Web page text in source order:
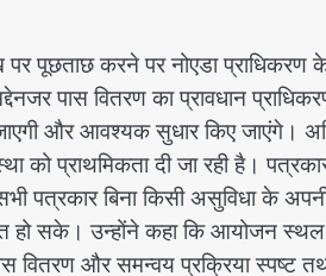
पूछताछ करने पर नोएडा प्राधिकरण
पास वितरण का प्रावधान
और आवश्यक सुधार किए जाएंगे।
को प्राथमिकता दी जा रही है।
पत्रकार बिना किसी असुविधा के अपनी
हो सके। उन्होंने कहा कि आयोजन स्थल
वितरण और समन्वय प्रक्रिया स्पष्ट